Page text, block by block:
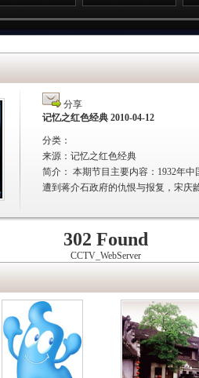
分享
记忆之红色经典 2010-04-12
分类：
来源： 记忆之红色经典
简介： 本期节目主要内容：1932年
遭到蒋介石政府的仇恨与报复，宋庆
302 Found
CCTV_WebServer